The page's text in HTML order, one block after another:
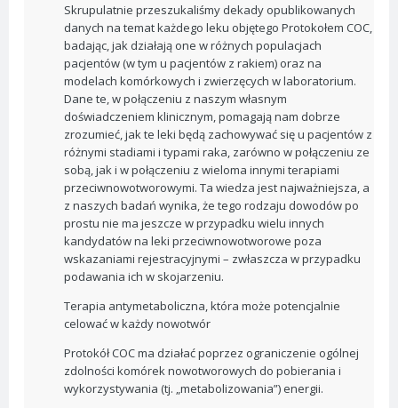
Skrupulatnie przeszukaliśmy dekady opublikowanych
danych na temat każdego leku objętego Protokołem COC,
badając, jak działają one w różnych populacjach
pacjentów (w tym u pacjentów z rakiem) oraz na
modelach komórkowych i zwierzęcych w laboratorium.
Dane te, w połączeniu z naszym własnym
doświadczeniem klinicznym, pomagają nam dobrze
zrozumieć, jak te leki będą zachowywać się u pacjentów z
różnymi stadiami i typami raka, zarówno w połączeniu ze
sobą, jak i w połączeniu z wieloma innymi terapiami
przeciwnowotworowymi. Ta wiedza jest najważniejsza, a
z naszych badań wynika, że tego rodzaju dowodów po
prostu nie ma jeszcze w przypadku wielu innych
kandydatów na leki przeciwnowotworowe poza
wskazaniami rejestracyjnymi – zwłaszcza w przypadku
podawania ich w skojarzeniu.
Terapia antymetaboliczna, która może potencjalnie
celować w każdy nowotwór
Protokół COC ma działać poprzez ograniczenie ogólnej
zdolności komórek nowotworowych do pobierania i
wykorzystywania (tj. „metabolizowania”) energii.